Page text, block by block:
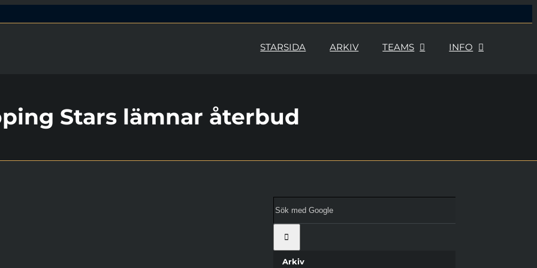
STARSIDA ARKIV TEAMS INFO
Stars lämnar återbud
Google:
Arkiv